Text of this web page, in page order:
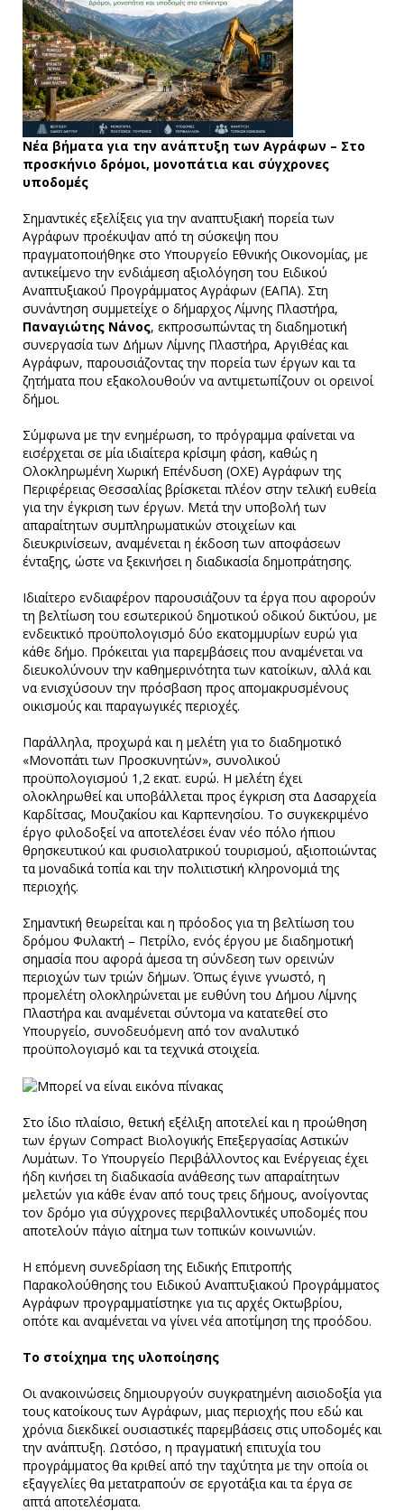
Νέα βήματα για την ανάπτυξη των Αγράφων – Στο
προσκήνιο δρόμοι, μονοπάτια και σύγχρονες
υποδομές
Σημαντικές εξελίξεις για την αναπτυξιακή πορεία των
Αγράφων προέκυψαν από τη σύσκεψη που
πραγματοποιήθηκε στο Υπουργείο Εθνικής Οικονομίας, με
αντικείμενο την ενδιάμεση αξιολόγηση του Ειδικού
Αναπτυξιακού Προγράμματος Αγράφων (ΕΑΠΑ). Στη
συνάντηση συμμετείχε ο δήμαρχος Λίμνης Πλαστήρα,
Παναγιώτης Νάνος, εκπροσωπώντας τη διαδημοτική
συνεργασία των Δήμων Λίμνης Πλαστήρα, Αργιθέας και
Αγράφων, παρουσιάζοντας την πορεία των έργων και τα
ζητήματα που εξακολουθούν να αντιμετωπίζουν οι ορεινοί
δήμοι.
Σύμφωνα με την ενημέρωση, το πρόγραμμα φαίνεται να
εισέρχεται σε μία ιδιαίτερα κρίσιμη φάση, καθώς η
Ολοκληρωμένη Χωρική Επένδυση (ΟΧΕ) Αγράφων της
Περιφέρειας Θεσσαλίας βρίσκεται πλέον στην τελική ευθεία
για την έγκριση των έργων. Μετά την υποβολή των
απαραίτητων συμπληρωματικών στοιχείων και
διευκρινίσεων, αναμένεται η έκδοση των αποφάσεων
ένταξης, ώστε να ξεκινήσει η διαδικασία δημοπράτησης.
Ιδιαίτερο ενδιαφέρον παρουσιάζουν τα έργα που αφορούν
τη βελτίωση του εσωτερικού δημοτικού οδικού δικτύου, με
ενδεικτικό προϋπολογισμό δύο εκατομμυρίων ευρώ για
κάθε δήμο. Πρόκειται για παρεμβάσεις που αναμένεται να
διευκολύνουν την καθημερινότητα των κατοίκων, αλλά και
να ενισχύσουν την πρόσβαση προς απομακρυσμένους
οικισμούς και παραγωγικές περιοχές.
Παράλληλα, προχωρά και η μελέτη για το διαδημοτικό
«Μονοπάτι των Προσκυνητών», συνολικού
προϋπολογισμού 1,2 εκατ. ευρώ. Η μελέτη έχει
ολοκληρωθεί και υποβάλλεται προς έγκριση στα Δασαρχεία
Καρδίτσας, Μουζακίου και Καρπενησίου. Το συγκεκριμένο
έργο φιλοδοξεί να αποτελέσει έναν νέο πόλο ήπιου
θρησκευτικού και φυσιολατρικού τουρισμού, αξιοποιώντας
τα μοναδικά τοπία και την πολιτιστική κληρονομιά της
περιοχής.
Σημαντική θεωρείται και η πρόοδος για τη βελτίωση του
δρόμου Φυλακτή – Πετρίλο, ενός έργου με διαδημοτική
σημασία που αφορά άμεσα τη σύνδεση των ορεινών
περιοχών των τριών δήμων. Όπως έγινε γνωστό, η
προμελέτη ολοκληρώνεται με ευθύνη του Δήμου Λίμνης
Πλαστήρα και αναμένεται σύντομα να κατατεθεί στο
Υπουργείο, συνοδευόμενη από τον αναλυτικό
προϋπολογισμό και τα τεχνικά στοιχεία.
Στο ίδιο πλαίσιο, θετική εξέλιξη αποτελεί και η προώθηση
των έργων Compact Βιολογικής Επεξεργασίας Αστικών
Λυμάτων. Το Υπουργείο Περιβάλλοντος και Ενέργειας έχει
ήδη κινήσει τη διαδικασία ανάθεσης των απαραίτητων
μελετών για κάθε έναν από τους τρεις δήμους, ανοίγοντας
τον δρόμο για σύγχρονες περιβαλλοντικές υποδομές που
αποτελούν πάγιο αίτημα των τοπικών κοινωνιών.
Η επόμενη συνεδρίαση της Ειδικής Επιτροπής
Παρακολούθησης του Ειδικού Αναπτυξιακού Προγράμματος
Αγράφων προγραμματίστηκε για τις αρχές Οκτωβρίου,
οπότε και αναμένεται να γίνει νέα αποτίμηση της προόδου.
Το στοίχημα της υλοποίησης
Οι ανακοινώσεις δημιουργούν συγκρατημένη αισιοδοξία για
τους κατοίκους των Αγράφων, μιας περιοχής που εδώ και
χρόνια διεκδικεί ουσιαστικές παρεμβάσεις στις υποδομές και
την ανάπτυξη. Ωστόσο, η πραγματική επιτυχία του
προγράμματος θα κριθεί από την ταχύτητα με την οποία οι
εξαγγελίες θα μετατραπούν σε εργοτάξια και τα έργα σε
απτά αποτελέσματα.